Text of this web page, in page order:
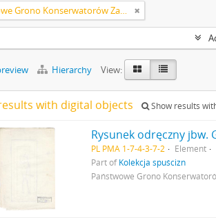
Państwowe Grono Konserwatorów Zabytków Przedhistorycznych Michał Drewko
Hierarchy View:
with digital objects Show results
PL PMA 1-7-4-3-7-2 Element
Part ofKolekcja spuścizn
Państwowe Grono